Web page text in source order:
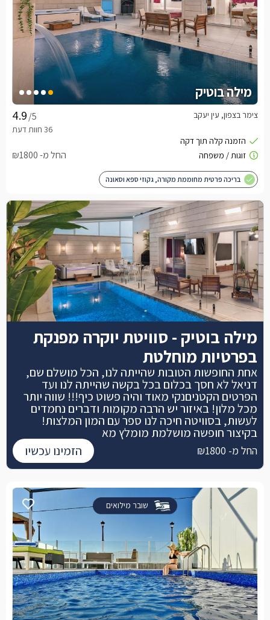
מילה בוטיק
/5 צימר בצפון, עין יעקב
החל מ- ₪1800
בריכה פרטית מחוממת מקורה, גקוזי ספא וסאונה
שובר מילואים
מילה בוטיק - סוויטת יוקרה מפנקת
בפרטיות מוחלטת
אחת החופשות הטובות שהייתה לנו, הכל מושלם שם,
דניאל לא חסך בכלום בכל בקשה שהייתה לנו ועד
הפרטים הקטניםנקי מאוד והיה פשוט כיף!!! שווה יותר
מכל מלון! באיזור יש הרבה מקומות ודברים נחמדים
לעשות, בסוויטה חיכה לנו ספר עם המון המלצות!
בקיצור חופשה מושלמת מומלץ מא
החל מ- ₪1800 הזמינו עכשיו